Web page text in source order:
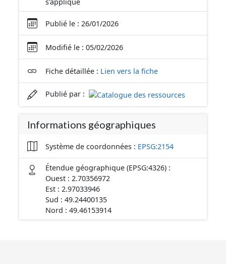
Publié le : 26/01/2026
Modifié le : 05/02/2026
Fiche détaillée : Lien vers la fiche
Publié par :
Informations géographiques
Système de coordonnées : EPSG:2154
Étendue géographique (EPSG:4326) :
Ouest : 2.70356972
Est : 2.97033946
Sud : 49.24400135
Nord : 49.46153914